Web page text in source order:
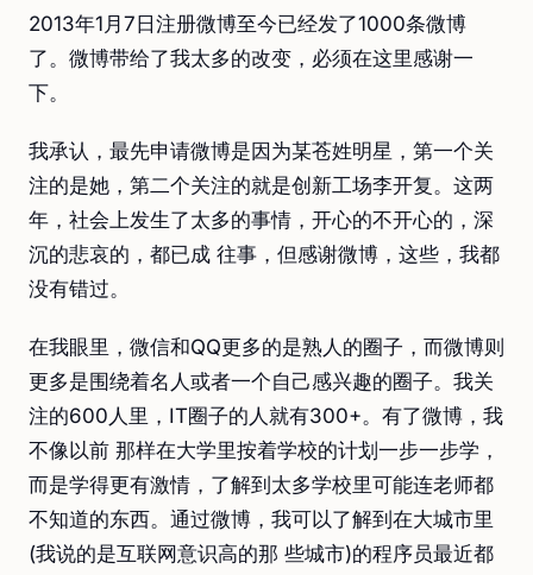
2013年1月7日注册微博至今已经发了1000条微博
了。微博带给了我太多的改变，必须在这里感谢一
下。
我承认，最先申请微博是因为某苍姓明星，第一个关
注的是她，第二个关注的就是创新工场李开复。这两
年，社会上发生了太多的事情，开心的不开心的，深
沉的悲哀的，都已成 往事，但感谢微博，这些，我都
没有错过。
在我眼里，微信和QQ更多的是熟人的圈子，而微博则
更多是围绕着名人或者一个自己感兴趣的圈子。我关
注的600人里，IT圈子的人就有300+。有了微博，我
不像以前 那样在大学里按着学校的计划一步一步学，
而是学得更有激情，了解到太多学校里可能连老师都
不知道的东西。通过微博，我可以了解到在大城市里
(我说的是互联网意识高的那 些城市)的程序员最近都